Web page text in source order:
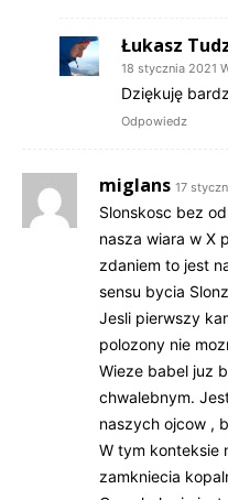
Łukasz
18 stycznia 2021
Dziękuję
Odpowiedz
miglans 17
Slonskosc bez
nasza wiara w X
zdaniem to jest
sensu bycia
Jesli pierwszy
polozony nie
Wieze babel juz
chwalebnym.
naszych ojcow ,
W tym konteksie
zamkniecia